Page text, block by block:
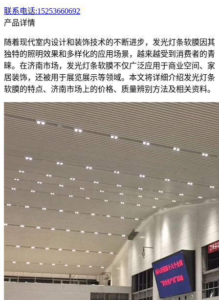
联系电话:15253660692
产品详情
随着现代室内设计和装饰技术的不断进步，发光灯条软膜因其
独特的照明效果和多样化的应用场景，越来越受到消费者的青
睐。在济南市场，发光灯条软膜不仅广泛应用于商业空间、家
居装饰，还被用于展览展示等领域。本文将详细介绍发光灯条
软膜的特点、济南市场上的价格、质量辨别方法及相关资料。